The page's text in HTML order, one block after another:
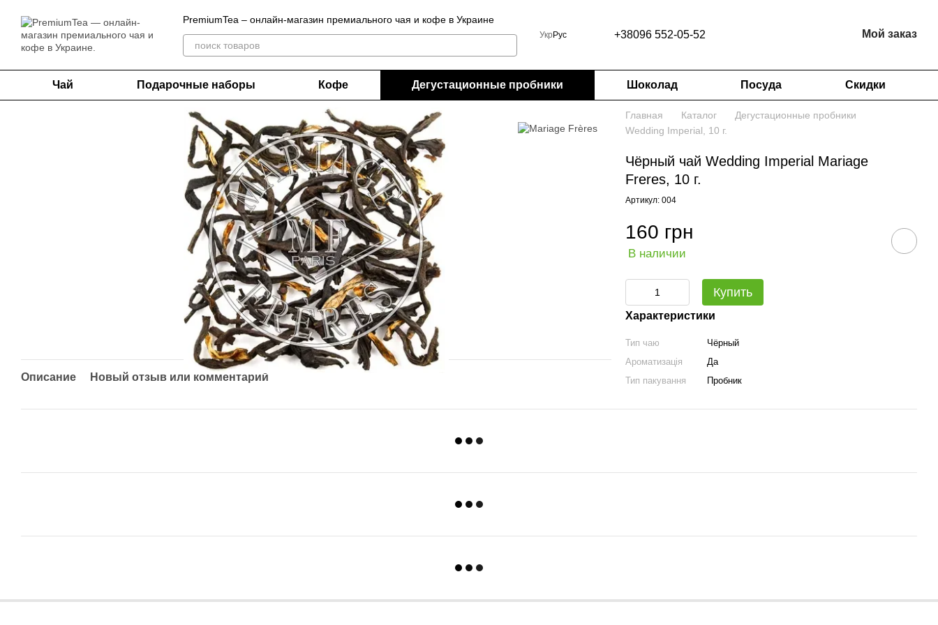
PremiumTea – онлайн-магазин премиального чая и кофе в Украине
Укр Рус +38096 552-05-52 Мой заказ
Чай Подарочные наборы Кофе Дегустационные пробники Шоколад Посуда Скидки
Описание Новый отзыв или комментарий
Главная Каталог
Дегустационные пробники
Wedding Imperial, 10 г.
Чёрный чай Wedding Imperial Mariage
Freres, 10 г.
Артикул: 004
160 грн
В наличии
Купить
Характеристики
Тип чаю
Чёрный
Ароматизація
Да
Тип пакування
Пробник